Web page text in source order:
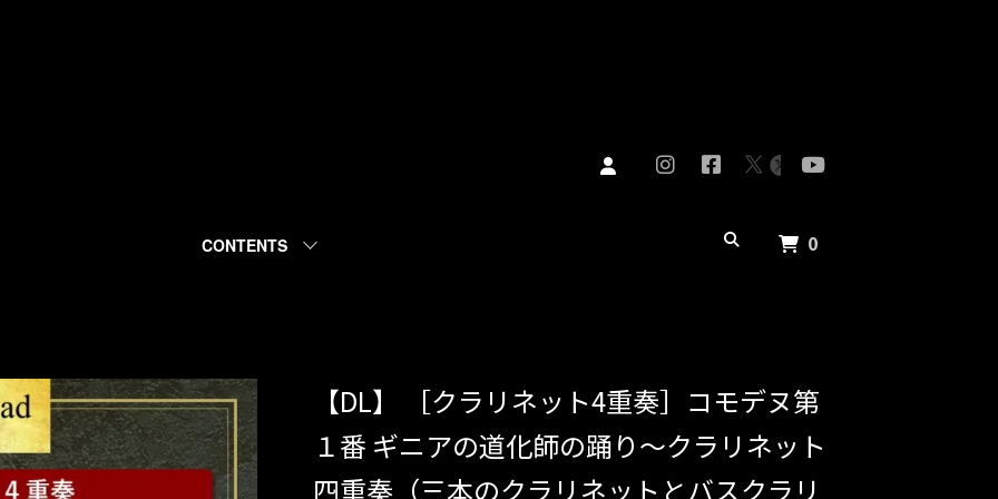
0
CONTENTS
【DL】 ［クラリネット4重奏］コモデヌ第
１番 ギニアの道化師の踊り～クラリネット
四重奏（三本のクラリネットとバスクラリ